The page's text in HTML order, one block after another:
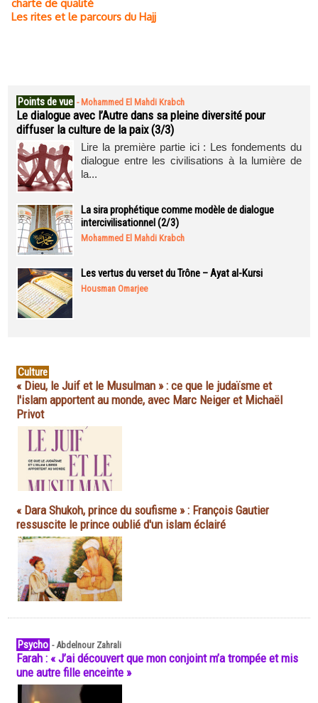
charte de qualité
Les rites et le parcours du Hajj
Points de vue - Mohammed El Mahdi Krabch
Le dialogue avec l’Autre dans sa pleine diversité pour
diffuser la culture de la paix (3/3)
Lire la première partie ici : Les fondements du
dialogue entre les civilisations à la lumière de
la...
La sira prophétique comme modèle de dialogue
intercivilisationnel (2/3)
Mohammed El Mahdi Krabch
Les vertus du verset du Trône – Ayat al-Kursi
Housman Omarjee
Culture
« Dieu, le Juif et le Musulman » : ce que le judaïsme et
l'islam apportent au monde, avec Marc Neiger et Michaël
Privot
« Dara Shukoh, prince du soufisme » : François Gautier
ressuscite le prince oublié d'un islam éclairé
Psycho -Abdelnour Zahrali
Farah : « J’ai découvert que mon conjoint m’a trompée et mis
une autre fille enceinte »